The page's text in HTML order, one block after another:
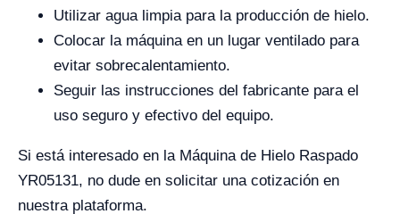
Utilizar agua limpia para la producción de hielo.
Colocar la máquina en un lugar ventilado para
evitar sobrecalentamiento.
Seguir las instrucciones del fabricante para el
uso seguro y efectivo del equipo.
Si está interesado en la Máquina de Hielo Raspado
YR05131, no dude en solicitar una cotización en
nuestra plataforma.